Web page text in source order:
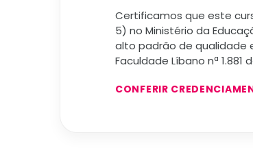
Certificamos que este
5) no Ministério da
alto padrão de qualidade
Faculdade Líbano nª 1.881
CONFERIR